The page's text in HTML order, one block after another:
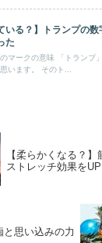
いる？】トランプの
た
のマークの意味 「トランプ
います。 そのト...
【柔らかくなる？
ストレッチ効果を
と思い込みの力